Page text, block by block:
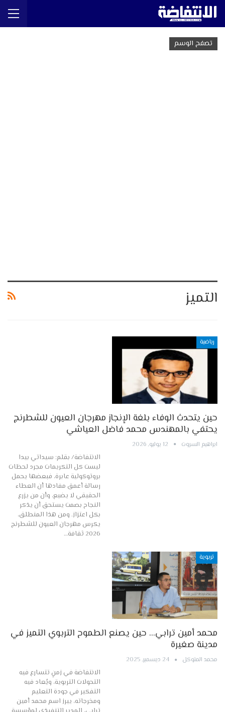
تصفح الوسم
التميز
رياضية
حين يتحدث الوفاء بلغة الإنجاز مهرجان العيون للشطرنج
يحتفي بالمهندس محمد فاضل العياشي
ابراهيم السروت 12 يوليو, 2026
الانتفاضة/ بقلم: سيداتي بيدا
ليست كل التكريمات مجرد لحظات
بروتوكولية عابرة، فبعضها يحمل
رسالة أعمق مفادها أن العطاء
الحقيقي لا يضيع، وأن من يزرع
النجاح بصمت يستحق أن يذكر
بكل اعتزاز. ومن هذا المنطلق،
يكرس مهرجان العيون للشطرنج
2026 ثقافة…
تربوية
محمد أمين ترابي… حين يصنع الطموح التربوي التميز في
مدينة صغيرة
محمد المتوكل 24 ديسمبر, 2025
الانتفاضة في زمنٍ تتسارع فيه
التحولات التربوية، ويُعاد فيه
التفكير في جودة التعليم
ومخرجاته، يبرز اسم محمد أمين